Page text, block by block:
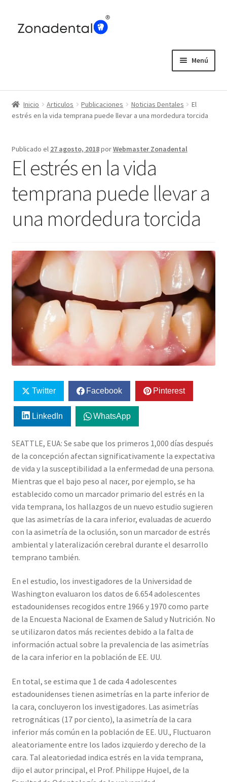
Menú
Blog
Inicio Articulos Publicaciones Noticias Dentales
El
estrés en la vida temprana puede llevar a una mordedura torcida
Publicado el 27 agosto, 2018porWebmaster Zonadental
El estrés en la vida
temprana puede llevar a
una mordedura torcida
Twitter Facebook Pinterest
LinkedIn WhatsApp
SEATTLE, EUA: Se sabe que los primeros 1,000 días después
de la concepción afectan significativamente la expectativa
de vida y la susceptibilidad a la enfermedad de una persona.
Mientras que el bajo peso al nacer, por ejemplo, se ha
establecido como un marcador primario del estrés en la
vida temprana, los hallazgos de un nuevo estudio sugieren
que las asimetrías de la cara inferior, evaluadas de acuerdo
con la asimetría de la oclusión, son un marcador de estrés
ambiental y lateralización cerebral durante el desarrollo
temprano también.
En el estudio, los investigadores de la Universidad de
Washington evaluaron los datos de 6.654 adolescentes
estadounidenses recogidos entre 1966 y 1970 como parte
de la Encuesta Nacional de Examen de Salud y Nutrición. No
se utilizaron datos más recientes debido a la falta de
información actual sobre la prevalencia de las asimetrías
de la cara inferior en la población de EE. UU.
En total, se estima que 1 de cada 4 adolescentes
estadounidenses tienen asimetrías en la parte inferior de
la cara, concluyeron los investigadores. Las asimetrías
retrognáticas (17 por ciento), la asimetría de la cara
inferior más común en la población de EE. UU., Fluctuaron
aleatoriamente entre los lados izquierdo y derecho de la
cara. Tal aleatoriedad indica estrés en la vida temprana,
dijo el autor principal, el Prof. Philippe Hujoel, de la